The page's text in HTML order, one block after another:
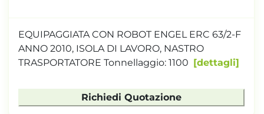
EQUIPAGGIATA CON ROBOT ENGEL ERC 63/2-F
ANNO 2010, ISOLA DI LAVORO, NASTRO
TRASPORTATORE Tonnellaggio: 1100
dettagli
Richiedi Quotazione